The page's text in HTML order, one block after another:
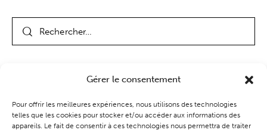
Gérer le consentement
Pour offrir les meilleures expériences, nous utilisons des technologies
telles que les cookies pour stocker et/ou accéder aux informations des
appareils. Le fait de consentir à ces technologies nous permettra de traiter